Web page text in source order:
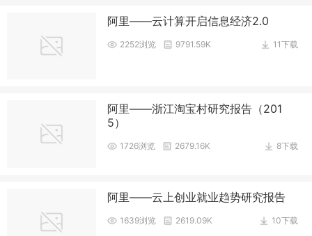
阿里——云计算开启信息经济2.0
11下载
2252浏览 9791.59K
阿里——浙江淘宝村研究报告（201
5）
8下载
1726浏览 2679.16K
阿里——云上创业就业趋势研究报告
10下载
1639浏览 2619.09K